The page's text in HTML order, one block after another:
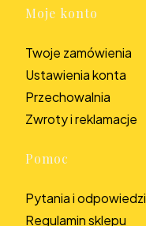
Moje konto
Twoje zamówienia
Ustawienia konta
Przechowalnia
Zwroty i reklamacje
Pomoc
Pytania i odpowiedzi
Regulamin sklepu